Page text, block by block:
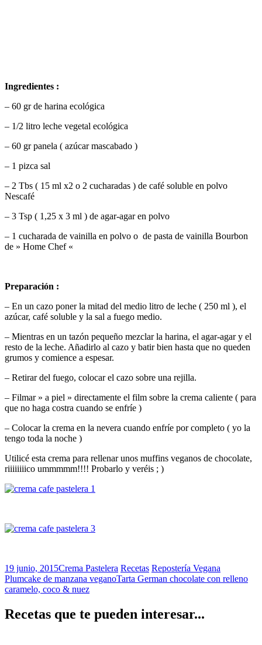
Ingredientes :
– 60 gr de harina ecológica
– 1/2 litro leche vegetal ecológica
– 60 gr panela ( azúcar mascabado )
– 1 pizca sal
– 2 Tbs ( 15 ml x2 o 2 cucharadas ) de café soluble en polvo
Nescafé
– 3 Tsp ( 1,25 x 3 ml ) de agar-agar en polvo
– 1 cucharada de vainilla en polvo o de pasta de vainilla Bourbon
de » Home Chef «
Preparación :
– En un cazo poner la mitad del medio litro de leche ( 250 ml ), el
azúcar, café soluble y la sal a fuego medio.
– Mientras en un tazón pequeño mezclar la harina, el agar-agar y el
resto de la leche. Añadirlo al cazo y batir bien hasta que no queden
grumos y comience a espesar.
– Retirar del fuego, colocar el cazo sobre una rejilla.
– Filmar » a piel » directamente el film sobre la crema caliente ( para
que no haga costra cuando se enfríe )
– Colocar la crema en la nevera cuando enfríe por completo ( yo la
tengo toda la noche )
Utilicé esta crema para rellenar unos muffins veganos de chocolate,
riiiiiiiico ummmmm!!!! Probarlo y veréis ; )
19 junio, 2015Crema Pastelera Recetas Repostería Vegana
Plumcake de manzana veganoTarta German chocolate con relleno
caramelo, coco & nuez
Recetas que te pueden interesar...